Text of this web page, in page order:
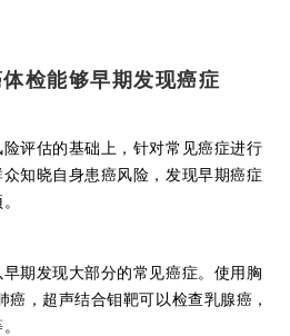
检能够早期发现癌症
险评估的基础上，针对常见癌症进行
知晓自身患癌风险，发现早期癌症
早期发现大部分的常见癌症。使用胸
，超声结合钼靶可以检查乳腺癌，